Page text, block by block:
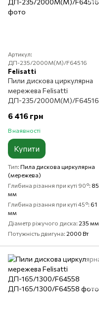
Артикул:
ДП-235/2000M(M)/F64516
Felisatti
Пили дискова циркулярна
мережева Felisatti
ДП-235/2000M(M)/F64516
6 416 грн
В наявності
Купити
Тип Пила дискова циркулярна
(мережева)
Глибина різання при куті 90° 85
мм
Глибина різання при куті 45° 61
мм
Діаметр ріжучого диска 235 мм
Потужність двигуна 2000 Вт